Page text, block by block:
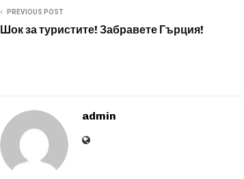
PREVIOUS POST
Шок за туристите! Забравете Гърция!
admin